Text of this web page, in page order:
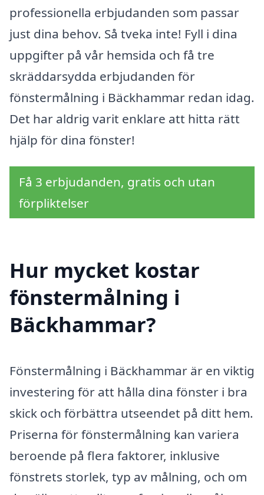
professionella erbjudanden som passar
just dina behov. Så tveka inte! Fyll i dina
uppgifter på vår hemsida och få tre
skräddarsydda erbjudanden för
fönstermålning i Bäckhammar redan idag.
Det har aldrig varit enklare att hitta rätt
hjälp för dina fönster!
Få 3 erbjudanden, gratis och utan
förpliktelser
Hur mycket kostar
fönstermålning i
Bäckhammar?
Fönstermålning i Bäckhammar är en viktig
investering för att hålla dina fönster i bra
skick och förbättra utseendet på ditt hem.
Priserna för fönstermålning kan variera
beroende på flera faktorer, inklusive
fönstrets storlek, typ av målning, och om